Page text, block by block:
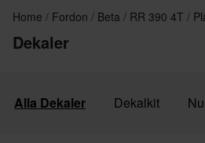
Home Fordon Beta RR 390 4T
Dekaler
Alla Dekaler Dekalkit